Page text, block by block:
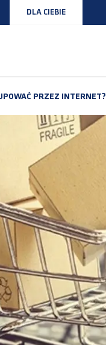
DLA CIEBIE
PRZEZ INTERNET?